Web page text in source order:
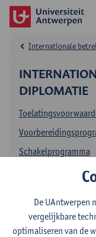
DIPLOMATIE
Internationale
Schakelprogramma
All set?
De UAntwerpen
vergelijkbare
optimaliseren van de